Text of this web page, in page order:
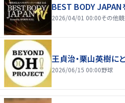
BEST BODY JAPAN
2026/04/01 00:00その他
王貞治・栗山英樹に
2026/06/15 00:00野球